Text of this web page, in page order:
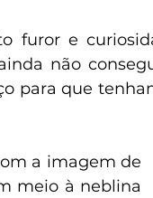
furor e
não
para que
a imagem de
meio à neblina